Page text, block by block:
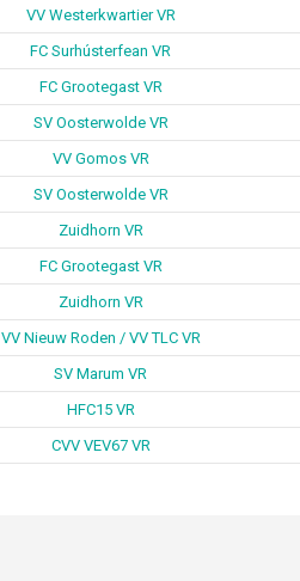
VV Westerkwartier VR
FC Surhústerfean VR
FC Grootegast VR
SV Oosterwolde VR
VV Gomos VR
SV Oosterwolde VR
Zuidhorn VR
FC Grootegast VR
Zuidhorn VR
VV Nieuw Roden / VV TLC VR
SV Marum VR
HFC15 VR
CVV VEV67 VR